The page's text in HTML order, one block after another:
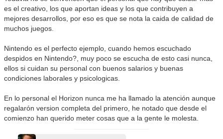
es el creativo, los que aportan ideas y los que contribuyen a
mejores desarrollos, por eso es que se nota la caida de calidad de
muchos juegos.
Nintendo es el perfecto ejemplo, cuando hemos escuchado
despidos en Nintendo?, muy poco se escucha de esto casi nunca,
ellos si cuidan su personal con buenos salarios y buenas
condiciones laborales y psicologicas.
En lo personal el Horizon nunca me ha llamado la atención aunque
regalarón version completa del primero, he notado que desde el
comienzo han querido meter cosas que a la gente le molesta.